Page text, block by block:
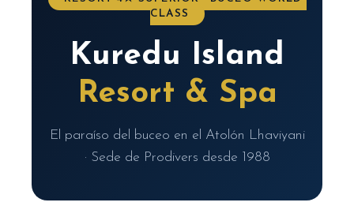
CLASS
Kuredu Island
Resort & Spa
El paraíso del buceo en el Atolón Lhaviyani
· Sede de Prodivers desde 1988